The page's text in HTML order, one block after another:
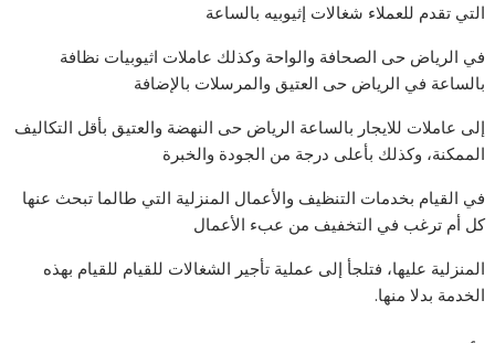
التي تقدم للعملاء شغالات إثيوبيه بالساعة
في الرياض حى الصحافة والواحة وكذلك عاملات اثيوبيات نظافة
بالساعة في الرياض حى العتيق والمرسلات بالإضافة
إلى عاملات للايجار بالساعة الرياض حى النهضة والعتيق بأقل التكاليف
الممكنة، وكذلك بأعلى درجة من الجودة والخبرة
في القيام بخدمات التنظيف والأعمال المنزلية التي طالما تبحث عنها
كل أم ترغب في التخفيف من عبء الأعمال
المنزلية عليها، فتلجأ إلى عملية تأجير الشغالات للقيام للقيام بهذه
الخدمة بدلا منها.